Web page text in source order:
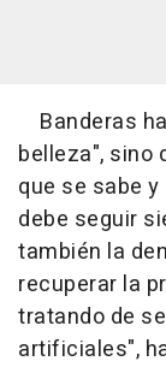
Banderas
belleza", sino
que se sabe
debe seguir
también la
recuperar la
tratando de
artificiales",